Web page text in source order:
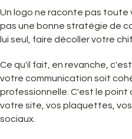
Un logo ne raconte pas toute
pas une bonne stratégie de
lui seul, faire décoller votre
Ce qu'il fait, en revanche,
votre communication soit
professionnelle. C'est le
votre site, vos plaquettes,
sociaux.